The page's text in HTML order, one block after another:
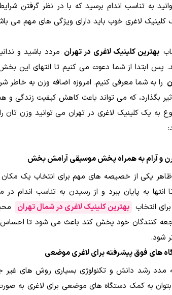
به تناسب اندام برسید که با در نظر
کلینیک لاغری خوب باید دارای ویژگی های مهم می
بهترین کلینیک لاغری در تهران مردد باشید و
پس ابتدا از شما دعوت می کنیم تا انتهای این
را به شما معرفی کنیم. امروزه اضافه وزن به خاطر
بگذارد، که می تواند باعث کاهش کیفیت زندگی
به یک کلینیک لاغری در تهران می توانید وزن تان
و آرام به همراه پخش موسیقی آرامش بخش
یکی از خصیصه های مهم برای انتخاب یک
انتها به پایان ببرد و از رسیدن به تناسب
انتخاب بهترین کلینیک لاغری در شمال تهران
کنندگان خود پخش کند باعث می شود تا احساس
شود.
های فوق پیشرفته برای لاغری موضعی
مدد رشد دانش و تکنولوژی بسیاری روش های غیر
به کمک دستگاه های موضعی برای لاغری به